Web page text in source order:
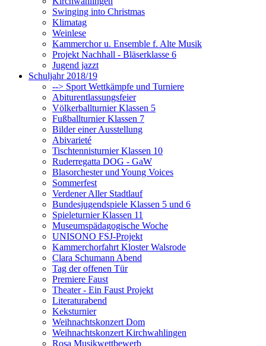
Swinging into Christmas
Klimatag
Weinlese
Kammerchor u. Ensemble f. Alte Musik
Projekt Nachhall - Bläserklasse 6
Jugend jazzt
Schuljahr 2018/19
--> Sport Wettkämpfe und Turniere
Abiturentlassungsfeier
Völkerballturnier Klassen 5
Fußballturnier Klassen 7
Bilder einer Ausstellung
Abivarieté
Tischtennisturnier Klassen 10
Ruderregatta DOG - GaW
Blasorchester und Young Voices
Sommerfest
Verdener Aller Stadtlauf
Bundesjugendspiele Klassen 5 und 6
Spieleturnier Klassen 11
Museumspädagogische Woche
UNISONO FSJ-Projekt
Kammerchorfahrt Kloster Walsrode
Clara Schumann Abend
Tag der offenen Tür
Premiere Faust
Theater - Ein Faust Projekt
Literaturabend
Keksturnier
Weihnachtskonzert Dom
Weihnachtskonzert Kirchwahlingen
Rosa Musikwettbewerb